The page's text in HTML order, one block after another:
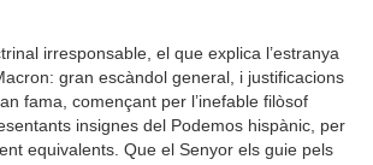
irresponsable, el que explica l’estranya
gran escàndol general, i justificacions
fama, començant per l’inefable filòsof
insignes del Podemos hispànic, per
equivalents. Que el Senyor els guie pels